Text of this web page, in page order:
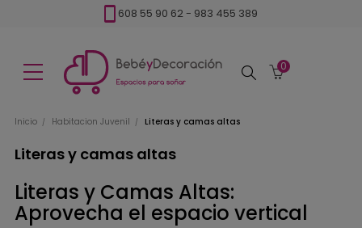
608 55 90 62 - 983 455 389
Buscar
0
Inicio Habitacion Juvenil Literas y camas altas
Literas y camas altas
Literas y Camas Altas:
Aprovecha el espacio vertical